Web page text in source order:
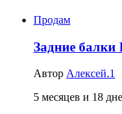
Продам
Задние балки
Автор Алексей.1
5 месяцев и 18